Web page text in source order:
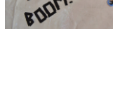
Legge italiana.